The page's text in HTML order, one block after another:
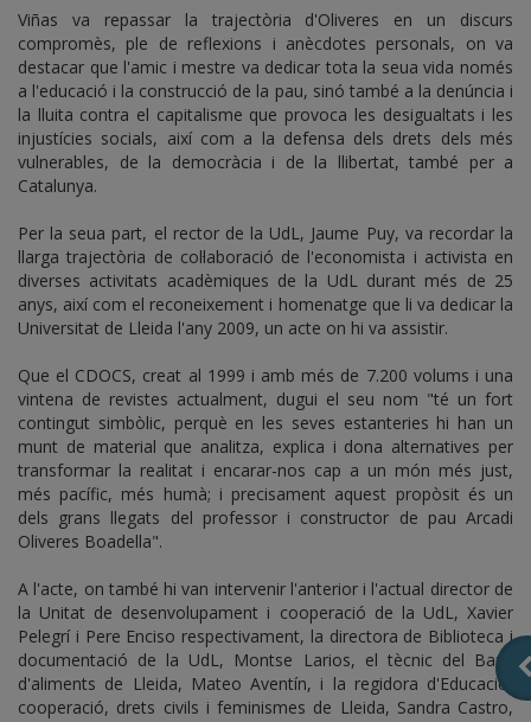
Viñas va repassar la trajectòria d'Oliveres en un discurs
compromès, ple de reflexions i anècdotes personals, on va
destacar que l'amic i mestre va dedicar tota la seua vida només
a l'educació i la construcció de la pau, sinó també a la denúncia i
la lluita contra el capitalisme que provoca les desigualtats i les
injustícies socials, així com a la defensa dels drets dels més
vulnerables, de la democràcia i de la llibertat, també per a
Catalunya.
Per la seua part, el rector de la UdL, Jaume Puy, va recordar la
llarga trajectòria de col·laboració de l'economista i activista en
diverses activitats acadèmiques de la UdL durant més de 25
anys, així com el reconeixement i homenatge que li va dedicar la
Universitat de Lleida l'any 2009, un acte on hi va assistir.
Que el CDOCS, creat al 1999 i amb més de 7.200 volums i una
vintena de revistes actualment, dugui el seu nom "té un fort
contingut simbòlic, perquè en les seves estanteries hi han un
munt de material que analitza, explica i dona alternatives per
transformar la realitat i encarar-nos cap a un món més just,
més pacífic, més humà; i precisament aquest propòsit és un
dels grans llegats del professor i constructor de pau Arcadi
Oliveres Boadella".
A l'acte, on també hi van intervenir l'anterior i l'actual director de
la Unitat de desenvolupament i cooperació de la UdL, Xavier
Pelegrí i Pere Enciso respectivament, la directora de Biblioteca i
documentació de la UdL, Montse Larios, el tècnic del Banc
d'aliments de Lleida, Mateo Aventín, i la regidora d'Educació,
cooperació, drets civils i feminismes de Lleida, Sandra Castro,